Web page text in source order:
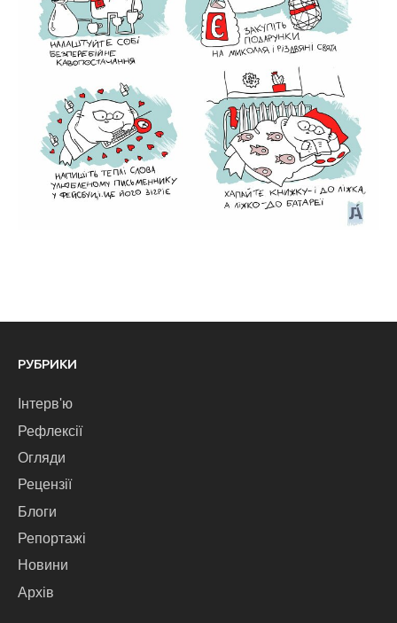
РУБРИКИ
Інтерв'ю
Рефлексії
Огляди
Рецензії
Блоги
Репортажі
Новини
Архів